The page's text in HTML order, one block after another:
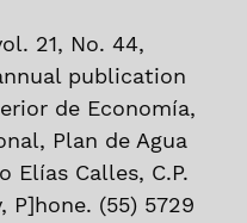
21, No. 44,
publication
de Economía,
Plan de Agua
Elías Calles, C.P.
P]hone. (55) 5729